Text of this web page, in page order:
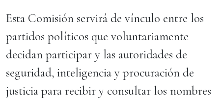
Esta Comisión servirá de vínculo entre los
partidos políticos que voluntariamente
decidan participar y las autoridades de
seguridad, inteligencia y procuración de
justicia para recibir y consultar los nombres